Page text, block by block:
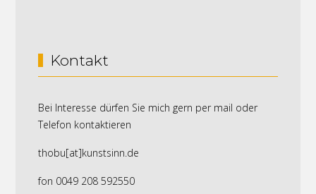
Kontakt
Bei Interesse dürfen Sie mich gern per mail oder
Telefon kontaktieren
thobu[at]kunstsinn.de
fon 0049 208 592550